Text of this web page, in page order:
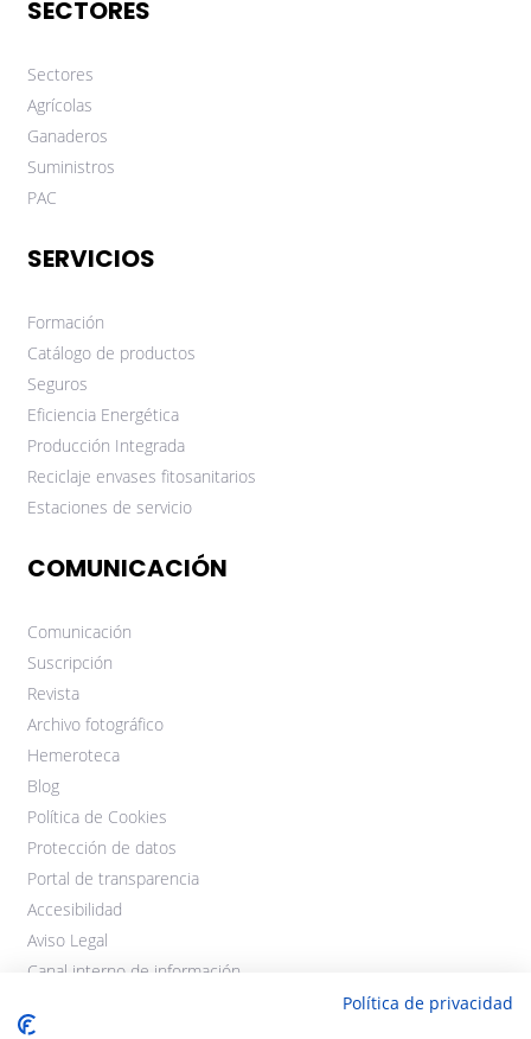
SECTORES
Sectores
Agrícolas
Ganaderos
Suministros
PAC
SERVICIOS
Formación
Catálogo de productos
Seguros
Eficiencia Energética
Producción Integrada
Reciclaje envases fitosanitarios
Estaciones de servicio
COMUNICACIÓN
Comunicación
Suscripción
Revista
Archivo fotográfico
Hemeroteca
Blog
Política de Cookies
Protección de datos
Portal de transparencia
Accesibilidad
Aviso Legal
Canal interno de información
Política de privacidad